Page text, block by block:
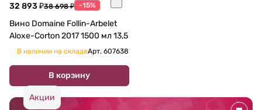
32 893 ₽38 698 ₽ -15%
Вино Domaine Follin-Arbelet
Aloxe-Corton 2017 1500 мл 13,5
В наличии на складеАрт. 607638
В корзину
Акции